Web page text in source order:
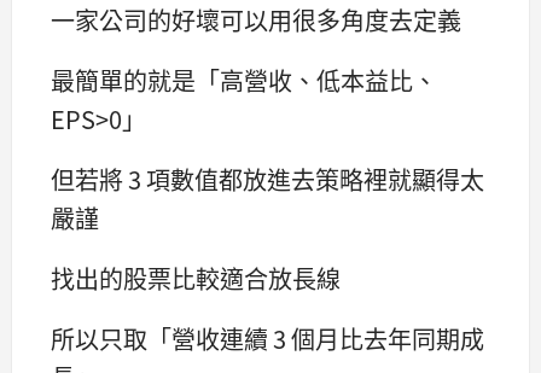
一家公司的好壞可以用很多角度去定義
最簡單的就是「高營收、低本益比、
EPS>0」
但若將 3 項數值都放進去策略裡就顯得太
嚴謹
找出的股票比較適合放長線
所以只取「營收連續 3 個月比去年同期成